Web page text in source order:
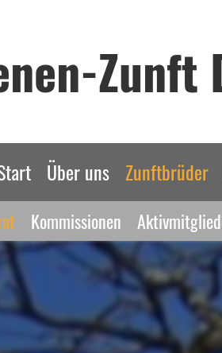
Zunft
Über uns Zunftbrüder
Kommissionen